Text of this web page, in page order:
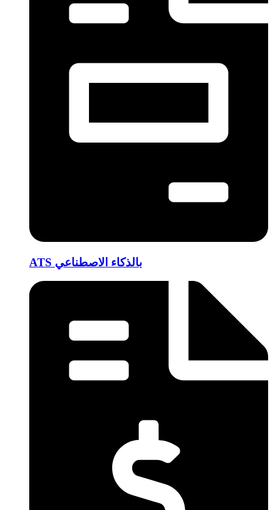
ATS بالذكاء الاصطناعي